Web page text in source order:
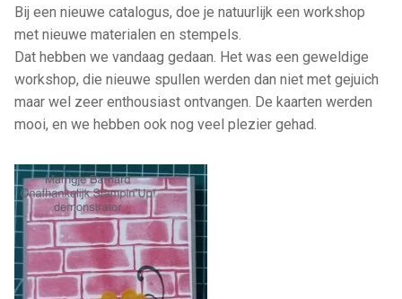
Bij een nieuwe catalogus, doe je natuurlijk een workshop
met nieuwe materialen en stempels.
Dat hebben we vandaag gedaan. Het was een geweldige
workshop, die nieuwe spullen werden dan niet met gejuich
maar wel zeer enthousiast ontvangen. De kaarten werden
mooi, en we hebben ook nog veel plezier gehad.